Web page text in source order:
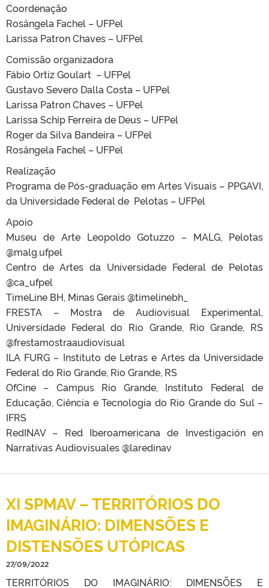
Coordenação
Rosângela Fachel – UFPel
Larissa Patron Chaves – UFPel
Comissão organizadora
Fábio Ortiz Goulart – UFPel
Gustavo Severo Dalla Costa – UFPel
Larissa Patron Chaves – UFPel
Larissa Schip Ferreira de Deus – UFPel
Roger da Silva Bandeira – UFPel
Rosângela Fachel – UFPel
Realização
Programa de Pós-graduação em Artes Visuais – PPGAVI,
da Universidade Federal de Pelotas – UFPel
Apoio
Museu de Arte Leopoldo Gotuzzo – MALG, Pelotas
@malg.ufpel
Centro de Artes da Universidade Federal de Pelotas
@ca_ufpel
TimeLine BH, Minas Gerais @timelinebh_
FRESTA – Mostra de Audiovisual Experimental,
Universidade Federal do Rio Grande, Rio Grande, RS
@frestamostraaudiovisual
ILA FURG – Instituto de Letras e Artes da Universidade
Federal do Rio Grande, Rio Grande, RS
OfCine – Campus Rio Grande, Instituto Federal de
Educação, Ciência e Tecnologia do Rio Grande do Sul –
IFRS
RedINAV – Red Iberoamericana de Investigación en
Narrativas Audiovisuales @laredinav
XI SPMAV – TERRITÓRIOS DO
IMAGINÁRIO: DIMENSÕES E
DISTENSÕES UTÓPICAS
27/09/2022
TERRITÓRIOS DO IMAGINÁRIO: DIMENSÕES E